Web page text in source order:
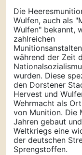
Die
Wulfen, auch als
Wulfen" bekannt,
zahlreichen
während der Zeit
wurden. Diese
den Dorstener
Hervest und
Wehrmacht als
von Munition. Die
Jahren gebaut
Weltkriegs eine
der deutschen
Sprengstoffen.